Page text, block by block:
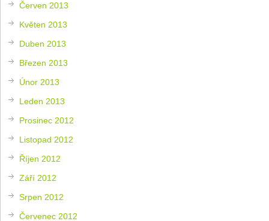
Červen 2013
Květen 2013
Duben 2013
Březen 2013
Únor 2013
Leden 2013
Prosinec 2012
Listopad 2012
Říjen 2012
Září 2012
Srpen 2012
Červenec 2012